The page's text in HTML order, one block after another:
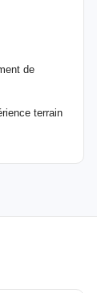
de
terrain